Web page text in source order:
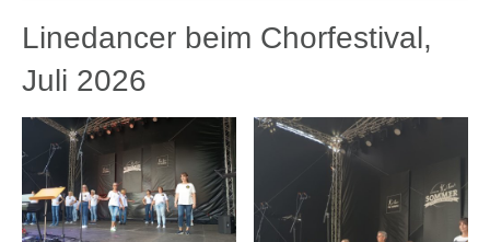
Linedancer beim Chorfestival,
Juli 2026